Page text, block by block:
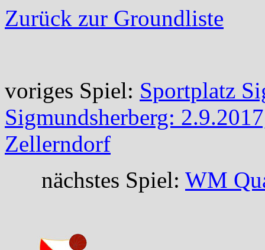
Zurück zur Groundliste
voriges Spiel: Sportplatz
Sigmundsherberg:
Zellerndorf
nächstes Spiel: WM